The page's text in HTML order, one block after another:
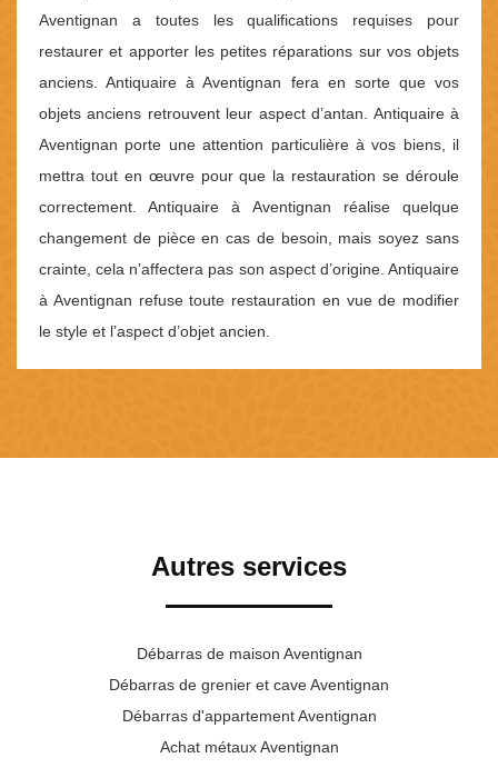
Aventignan a toutes les qualifications requises pour
restaurer et apporter les petites réparations sur vos objets
anciens. Antiquaire à Aventignan fera en sorte que vos
objets anciens retrouvent leur aspect d’antan. Antiquaire à
Aventignan porte une attention particulière à vos biens, il
mettra tout en œuvre pour que la restauration se déroule
correctement. Antiquaire à Aventignan réalise quelque
changement de pièce en cas de besoin, mais soyez sans
crainte, cela n’affectera pas son aspect d’origine. Antiquaire
à Aventignan refuse toute restauration en vue de modifier
le style et l’aspect d’objet ancien.
Autres services
Débarras de maison Aventignan
Débarras de grenier et cave Aventignan
Débarras d'appartement Aventignan
Achat métaux Aventignan